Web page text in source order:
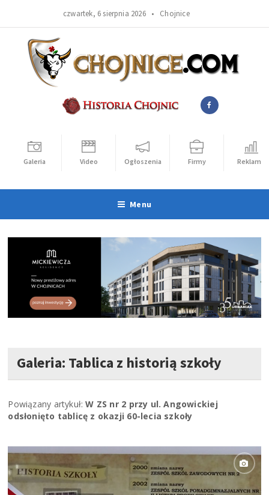
czwartek, 6 sierpnia 2026 • Chojnice
Galeria Video Ogłoszenia Firmy Reklama
Menu
Galeria: Tablica z historią szkoły
Powiązany artykuł:W ZS nr 2 przy ul. Angowickiej
odsłonięto tablicę z okazji 60-lecia szkoły